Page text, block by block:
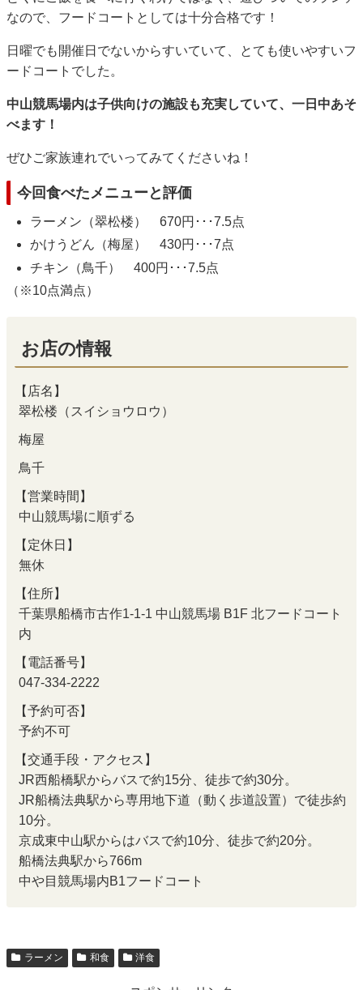
なので、フードコートとしては十分合格です！
日曜でも開催日でないからすいていて、とても使いやすいフ
ードコートでした。
中山競馬場内は子供向けの施設も充実していて、一日中あそ
べます！
ぜひご家族連れでいってみてくださいね！
今回食べたメニューと評価
ラーメン（翠松楼） 670円･･･7.5点
かけうどん（梅屋） 430円･･･7点
チキン（鳥千） 400円･･･7.5点
（※10点満点）
お店の情報
【店名】
翠松楼（スイショウロウ）
梅屋
鳥千
【営業時間】
中山競馬場に順ずる
【定休日】
無休
【住所】
千葉県船橋市古作1-1-1 中山競馬場 B1F 北フードコート
内
【電話番号】
047-334-2222
【予約可否】
予約不可
【交通手段・アクセス】
JR西船橋駅からバスで約15分、徒歩で約30分。
JR船橋法典駅から専用地下道（動く歩道設置）で徒歩約
10分。
京成東中山駅からはバスで約10分、徒歩で約20分。
船橋法典駅から766m
中や目競馬場内B1フードコート
ラーメン 和食 洋食